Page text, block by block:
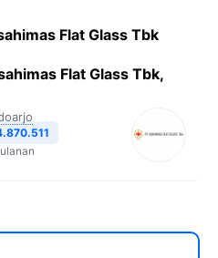
Flat Glass Tbk
Flat Glass Tbk,